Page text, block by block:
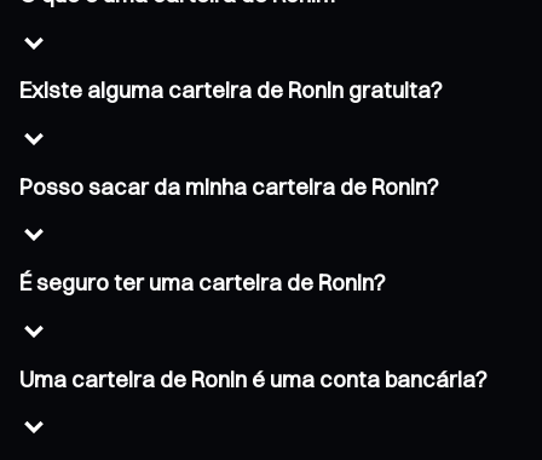
Existe alguma carteira de Ronin gratuita?
Posso sacar da minha carteira de Ronin?
É seguro ter uma carteira de Ronin?
Uma carteira de Ronin é uma conta bancária?